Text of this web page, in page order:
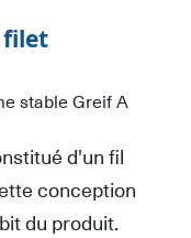
filet
d'un fil
conception
du produit.